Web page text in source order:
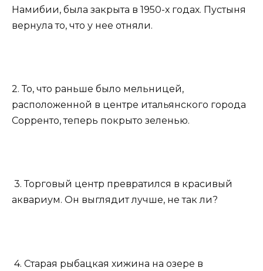
Намибии, была закрыта в 1950-х годах. Пустыня
вернула то, что у нее отняли.
2. То, что раньше было мельницей,
расположенной в центре итальянского города
Сорренто, теперь покрыто зеленью.
3. Торговый центр превратился в красивый
аквариум. Он выглядит лучше, не так ли?
4. Старая рыбацкая хижина на озере в